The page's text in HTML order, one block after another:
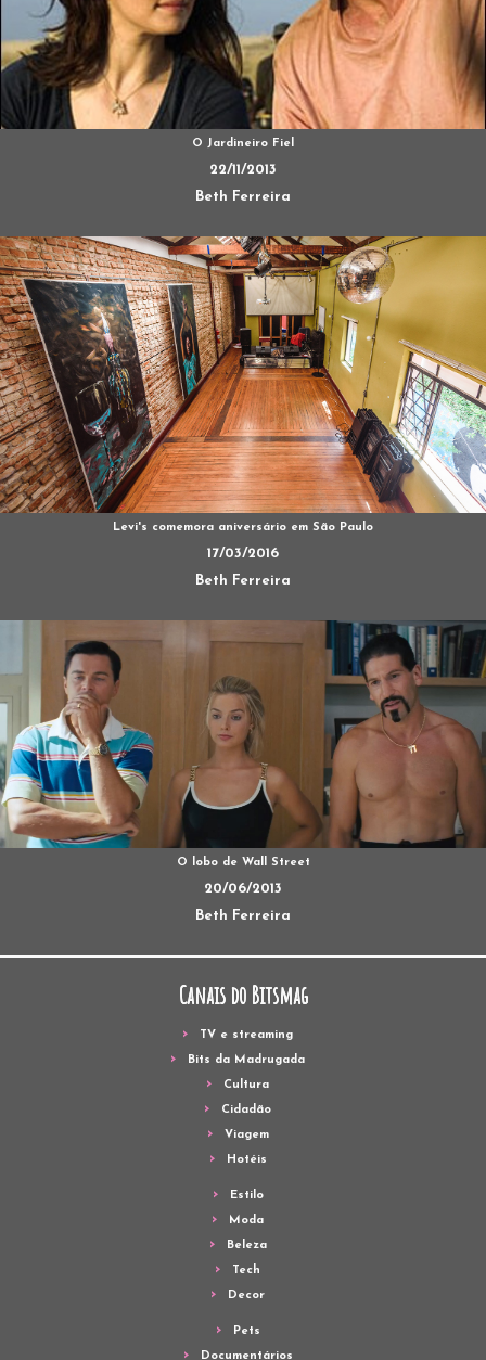
O Jardineiro Fiel
22/11/2013
Beth Ferreira
Levi's comemora aniversário em São Paulo
17/03/2016
Beth Ferreira
O lobo de Wall Street
20/06/2013
Beth Ferreira
Canais do Bitsmag
TV e streaming
Bits da Madrugada
Cultura
Cidadão
Viagem
Hotéis
Estilo
Moda
Beleza
Tech
Decor
Pets
Documentários